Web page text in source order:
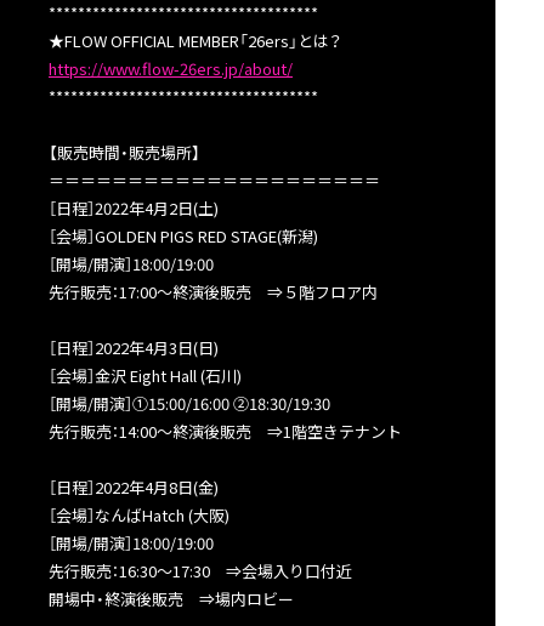
*************************************
★FLOW OFFICIAL MEMBER「26ers」とは？
https://www.flow-26ers.jp/about/
*************************************
【販売時間・販売場所】
＝＝＝＝＝＝＝＝＝＝＝＝＝＝＝＝＝＝＝＝＝
［日程］2022年4月2日(土)
［会場］GOLDEN PIGS RED STAGE(新潟)
［開場/開演］18:00/19:00
先行販売：17:00～終演後販売 ⇒５階フロア内
［日程］2022年4月3日(日)
［会場］金沢 Eight Hall (石川)
［開場/開演］①15:00/16:00 ②18:30/19:30
先行販売：14:00～終演後販売 ⇒1階空きテナント
［日程］2022年4月8日(金)
［会場］なんばHatch (大阪)
［開場/開演］18:00/19:00
先行販売：16:30～17:30 ⇒会場入り口付近
開場中・終演後販売 ⇒場内ロビー